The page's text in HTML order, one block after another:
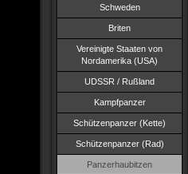
Schweden
Briten
Vereinigte Staaten von
Nordamerika (USA)
UDSSR / Rußland
Kampfpanzer
Schützenpanzer (Kette)
Schützenpanzer (Rad)
Panzerhaubitzen